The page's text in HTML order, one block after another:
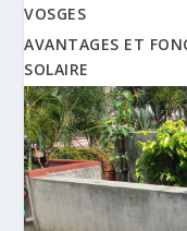
VOSGES
AVANTAGES ET
SOLAIRE